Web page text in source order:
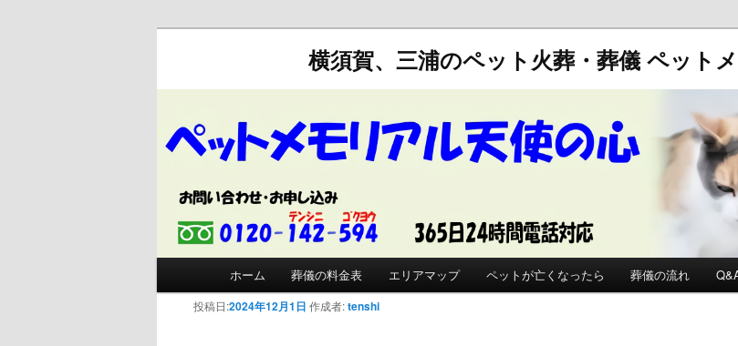
横須賀、三浦のペット火葬・葬儀 ペット
メインメニュー
メインコンテンツへ移動
サブコンテンツへ移動
ホーム 葬儀の料金表 エリアマップ ペットが亡くなったら 葬儀の流れ
投稿日:2024年12月1日 作成者:tenshi